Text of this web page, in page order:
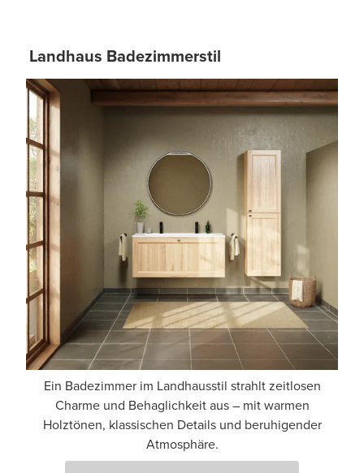
Landhaus Badezimmerstil
Ein Badezimmer im Landhausstil strahlt zeitlosen
Charme und Behaglichkeit aus – mit warmen
Holztönen, klassischen Details und beruhigender
Atmosphäre.